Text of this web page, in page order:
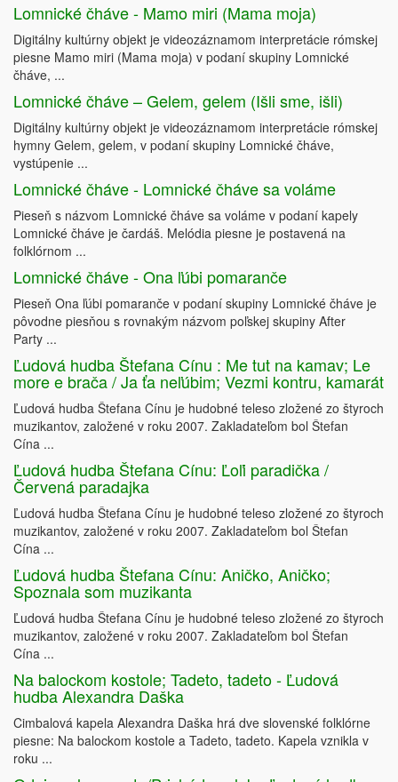
Lomnické čháve - Mamo miri (Mama moja)
Digitálny kultúrny objekt je videozáznamom interpretácie rómskej
piesne Mamo miri (Mama moja) v podaní skupiny Lomnické
čháve, ...
Lomnické čháve – Gelem, gelem (Išli sme, išli)
Digitálny kultúrny objekt je videozáznamom interpretácie rómskej
hymny Gelem, gelem, v podaní skupiny Lomnické čháve,
vystúpenie ...
Lomnické čháve - Lomnické čháve sa voláme
Pieseň s názvom Lomnické čháve sa voláme v podaní kapely
Lomnické čháve je čardáš. Melódia piesne je postavená na
folklórnom ...
Lomnické čháve - Ona ľúbi pomaranče
Pieseň Ona ľúbi pomaranče v podaní skupiny Lomnické čháve je
pôvodne piesňou s rovnakým názvom poľskej skupiny After
Party ...
Ľudová hudba Štefana Cínu : Me tut na kamav; Le
more e brača / Ja ťa neľúbim; Vezmi kontru, kamarát
Ľudová hudba Štefana Cínu je hudobné teleso zložené zo štyroch
muzikantov, založené v roku 2007. Zakladateľom bol Štefan
Cína ...
Ľudová hudba Štefana Cínu: Ľoľi paradička /
Červená paradajka
Ľudová hudba Štefana Cínu je hudobné teleso zložené zo štyroch
muzikantov, založené v roku 2007. Zakladateľom bol Štefan
Cína ...
Ľudová hudba Štefana Cínu: Aničko, Aničko;
Spoznala som muzikanta
Ľudová hudba Štefana Cínu je hudobné teleso zložené zo štyroch
muzikantov, založené v roku 2007. Zakladateľom bol Štefan
Cína ...
Na balockom kostole; Tadeto, tadeto - Ľudová
hudba Alexandra Daška
Cimbalová kapela Alexandra Daška hrá dve slovenské folklórne
piesne: Na balockom kostole a Tadeto, tadeto. Kapela vznikla v
roku ...